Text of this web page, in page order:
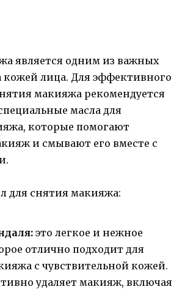
является одним из важных
кожей лица. Для эффективного
макияжа рекомендуется
масла для
которые помогают
и смывают его вместе с
для снятия макияжа:
это легкое и нежное
отлично подходит для
с чувствительной кожей.
удаляет макияж, включая